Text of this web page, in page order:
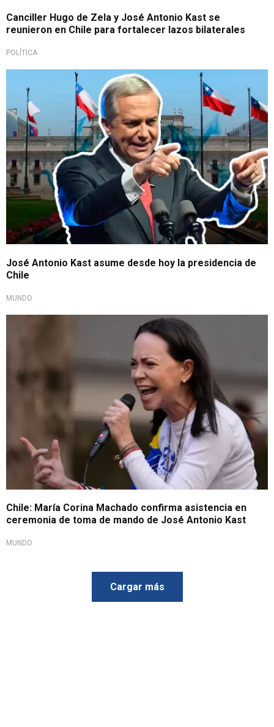
Canciller Hugo de Zela y José Antonio Kast se
reunieron en Chile para fortalecer lazos bilaterales
POLÍTICA
Nuevo rumbo político en el país
José Antonio Kast asume desde hoy la presidencia de
Chile
MUNDO
Chile: María Corina Machado confirma asistencia en
ceremonia de toma de mando de José Antonio Kast
MUNDO
Cargar más